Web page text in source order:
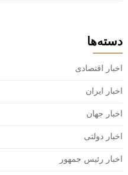
دسته‌ها
اخبار اقتصادی
اخبار ایران
اخبار جهان
اخبار دولتی
اخبار رئیس جمهور